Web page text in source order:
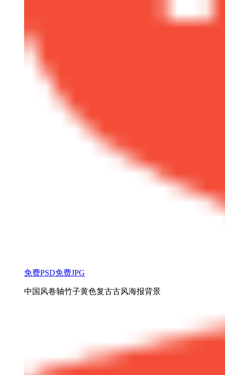
免费PSD免费JPG
中国风卷轴竹子黄色复古古风海报背景